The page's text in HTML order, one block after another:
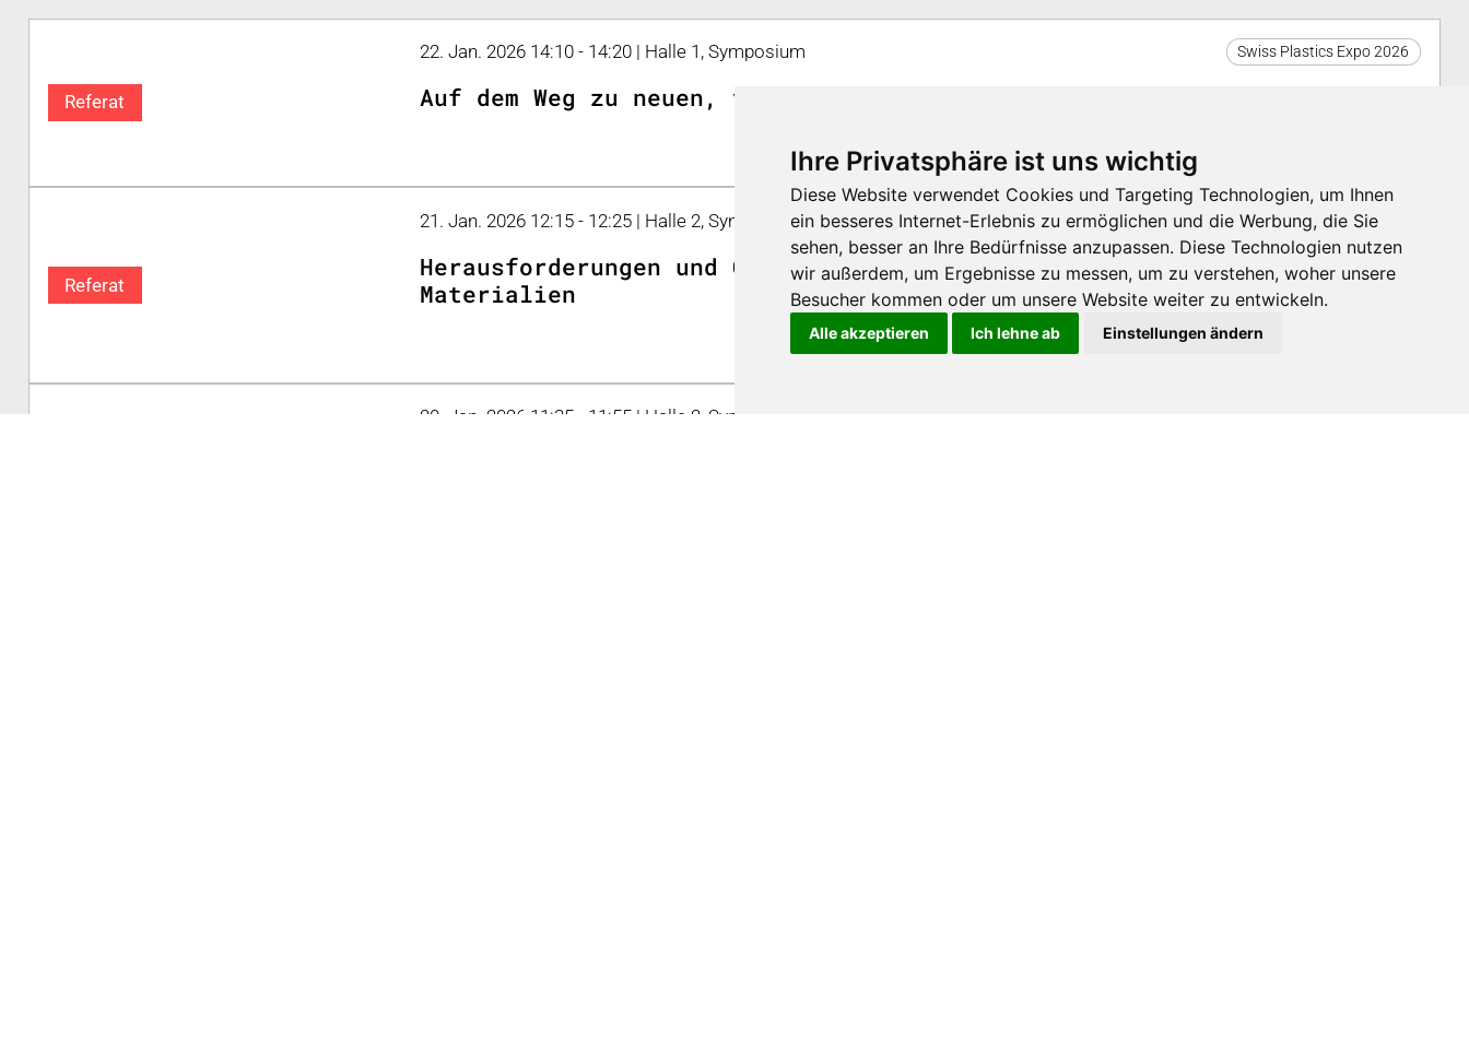
Ihre Privatsphäre ist uns wichtig
Diese Website verwendet Cookies und Targeting Technologien, um Ihnen
ein besseres Internet-Erlebnis zu ermöglichen und die Werbung, die Sie
sehen, besser an Ihre Bedürfnisse anzupassen. Diese Technologien nutzen
wir außerdem, um Ergebnisse zu messen, um zu verstehen, woher unsere
Besucher kommen oder um unsere Website weiter zu entwickeln.
Alle akzeptieren Ich lehne ab Einstellungen ändern
Referat
22. Jan. 2026 14:10 - 14:20 | Halle 1, Symposium Swiss Plastics Expo 2026
Auf dem Weg zu neuen, verantwortungsbewussteren Gewohnheiten
Referat
21. Jan. 2026 12:15 - 12:25 | Halle 2, Symposium Swiss Plastics Expo 2026
Herausforderungen und Chancen beim Einsatz von PCR- und PIR-
Materialien
20. Jan. 2026 11:35 - 11:55 | Halle 2, Symposium